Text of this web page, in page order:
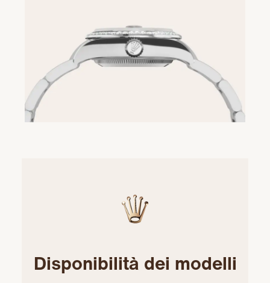
Disponibilità dei modelli